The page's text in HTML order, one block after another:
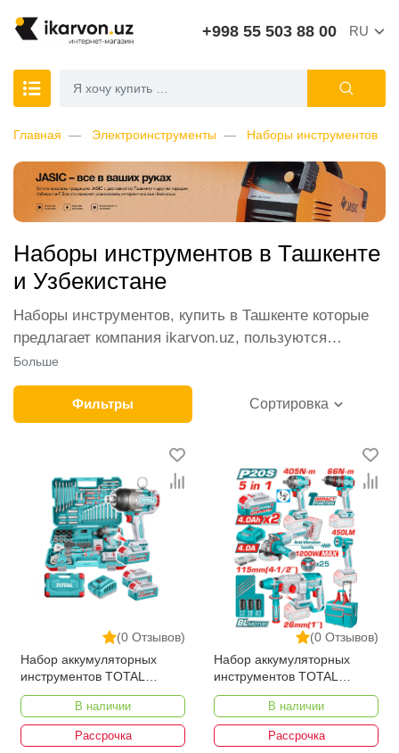
+998 55 503 88 00 RU
Главная Электроинструменты Наборы инструментов
Наборы инструментов в Ташкенте
и Узбекистане
Наборы инструментов, купить в Ташкенте которые
предлагает компания ikarvon.uz, пользуются
широким спросом среди наших клиентов. Мы
обеспечиваем лучшие условия продажи этой
категории товара. Наборы инструментов в интернет-
магазине представлены ведущими
производителями и брендами, список которых
постоянно расширяется. Мы доставляем товар в
любом количестве по всей территории страны. Все
это дополняет лучшая по Узбекистану стоимость,
Наборы инструментов от ikarvon.uz — это самый
широкий диапазон цен. Причем здесь представлена
оптимальная цена для каждой позиции из категории
Наборы инструментов.
Больше
Фильтры Сортировка
(0 Отзывов)
Набор аккумуляторных
инструментов TOTAL
THKTHP41383
В наличии
Рассрочка
(0 Отзывов)
Набор аккумуляторных
инструментов TOTAL
TCKLI20595
В наличии
Рассрочка